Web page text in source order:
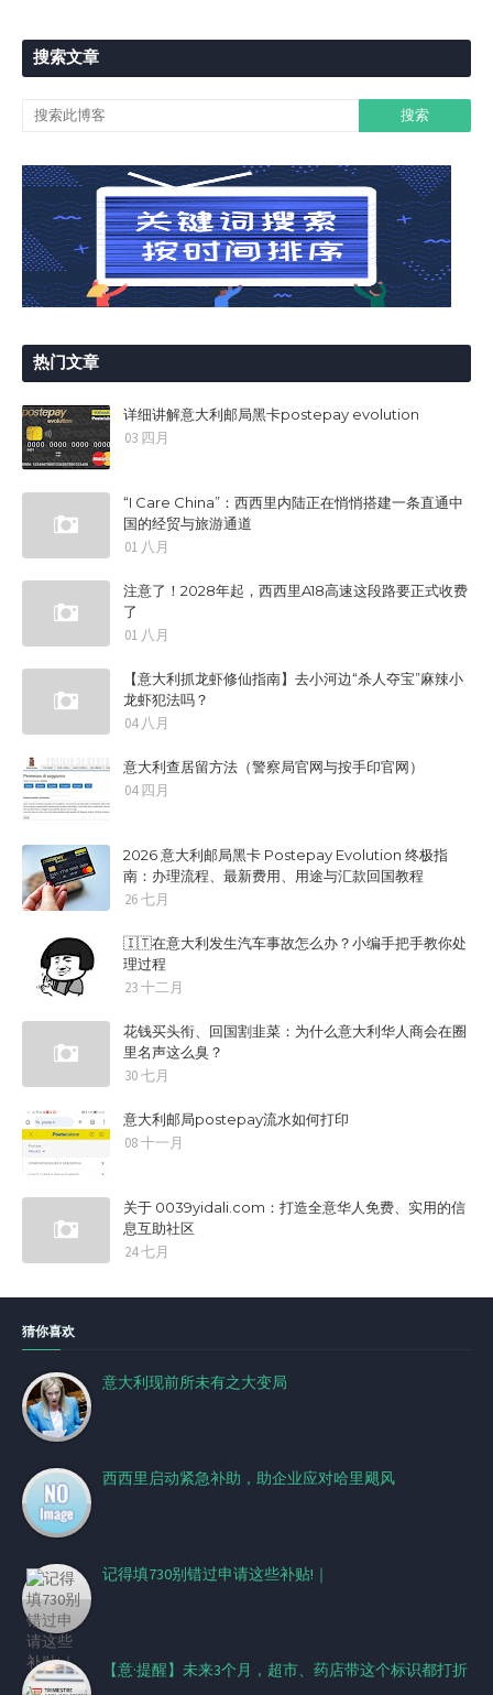
搜索文章
热门文章
详细讲解意大利邮局黑卡postepay evolution
03 四月
“I Care China”：西西里内陆正在悄悄搭建一条直通中
国的经贸与旅游通道
01 八月
注意了！2028年起，西西里A18高速这段路要正式收费
了
01 八月
【意大利抓龙虾修仙指南】去小河边“杀人夺宝”麻辣小
龙虾犯法吗？
04 八月
意大利查居留方法（警察局官网与按手印官网）
04 四月
2026 意大利邮局黑卡 Postepay Evolution 终极指
南：办理流程、最新费用、用途与汇款回国教程
26 七月
🇮🇹在意大利发生汽车事故怎么办？小编手把手教你处
理过程
23 十二月
花钱买头衔、回国割韭菜：为什么意大利华人商会在圈
里名声这么臭？
30 七月
意大利邮局postepay流水如何打印
08 十一月
关于 0039yidali.com：打造全意华人免费、实用的信
息互助社区
24 七月
猜你喜欢
意大利现前所未有之大变局
西西里启动紧急补助，助企业应对哈里飓风
记得填730别错过申请这些补贴!｜
【意·提醒】未来3个月，超市、药店带这个标识都打折